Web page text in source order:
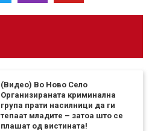
(Видео) Во Ново Село
Организираната криминална
група прати насилници да ги
тепаат младите – затоа што се
плашат од вистината!